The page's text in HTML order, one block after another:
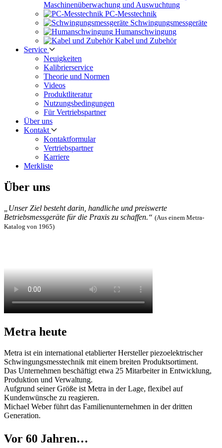
Maschinen­überwachung und Auswuchtung
PC-Messtechnik
Schwingungs­messgeräte
Human­schwingung
Kabel und Zubehör
Service
Neuigkeiten
Kalibrier­service
Theorie und Normen
Videos
Produkt­literatur
Nutzungs­bedingungen
Für Vertriebs­partner
Über uns
Kontakt
Kontaktformular
Vertriebs­partner
Karriere
Merkliste
Über uns
„Unser Ziel besteht darin, handliche und preiswerte
Betriebsmessgeräte für die Praxis zu schaffen.“ (Aus einem Metra-
Katalog von 1965)
Metra heute
Metra ist ein international etablierter Hersteller piezoelektrischer
Schwingungsmesstechnik mit einem breiten Produktsortiment.
Das Unternehmen beschäftigt etwa 25 Mitarbeiter in Entwicklung,
Produktion und Verwaltung.
Aufgrund seiner Größe ist Metra in der Lage, flexibel auf
Kundenwünsche zu reagieren.
Michael Weber führt das Familienunternehmen in der dritten
Generation.
Vor 60 Jahren…